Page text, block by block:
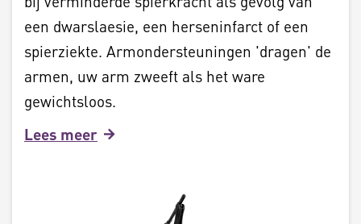
een dwarslaesie, een herseninfarct of een
spierziekte. Armondersteuningen 'dragen' de
armen, uw arm zweeft als het ware
gewichtsloos.
Lees meer